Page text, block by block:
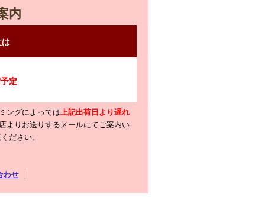
内
ングによっては上記出荷日より遅れ
よりお送りするメールにてご案内い
ださい。
わせ｜